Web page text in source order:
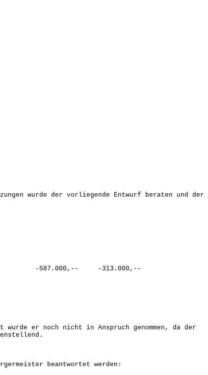
wurde der vorliegende Entwurf beraten und der
-313.000,--
er noch nicht in Anspruch genommen, da der
beantwortet werden: